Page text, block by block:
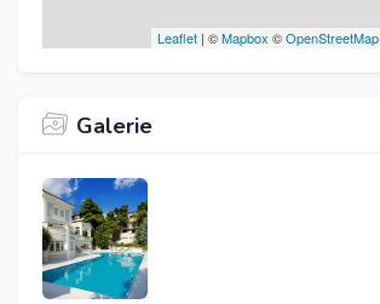
Leaflet | ©Mapbox ©OpenStreetMap
Galerie